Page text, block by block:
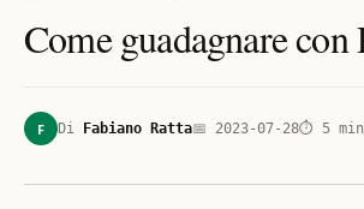
Come guadagnare con
F Di Fabiano Ratta📅 2023-07-28⏱ 5